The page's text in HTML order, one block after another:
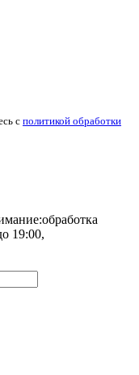
с политикой обработки
обработка
19:00,